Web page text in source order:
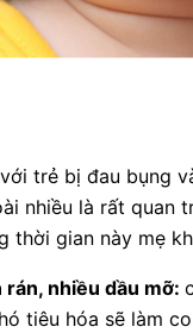
trẻ bị đau bụng
nhiều là rất quan
thời gian này mẹ
nhiều dầu mỡ:
tiêu hóa sẽ làm